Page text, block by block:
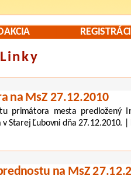
Linky
na MsZ 27.12.2010
primátora mesta predložený
Starej Ľubovni dňa 27.12.2010. |
na MsZ